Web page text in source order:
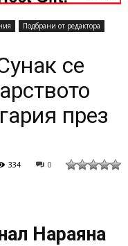
Подбрани от редактора
се
през
0
334
Hapaянa